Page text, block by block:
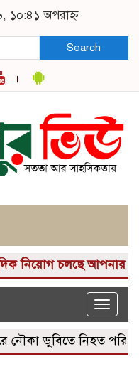
১০:৪১ অপরাহ্ন
Search
চলছে আপনার কাছে
Toggle
ডুবিতে নিহত পরিবারের